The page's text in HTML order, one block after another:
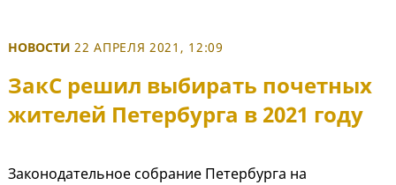
НОВОСТИ 22 АПРЕЛЯ 2021, 12:09
ЗакС решил выбирать почетных
жителей Петербурга в 2021 году
Законодательное собрание Петербурга на